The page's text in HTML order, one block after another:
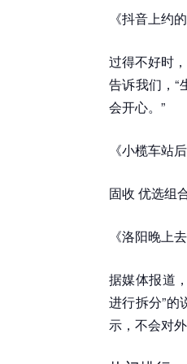
《抖音上约
过得不好时
告诉我们，“
会开心。”
《小榄车站
固收 优选组
《洛阳晚上
据媒体报道
进行拆分”的
示，不会对